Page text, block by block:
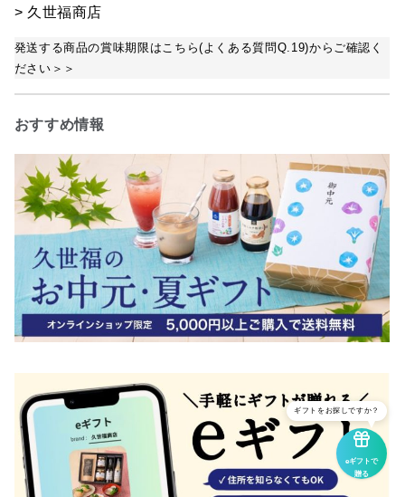
> 久世福商店
発送する商品の賞味期限はこちら(よくある質問Q.19)からご確認く
ださい＞＞
おすすめ情報
eギフトで
贈る
ギフトをお探しですか？